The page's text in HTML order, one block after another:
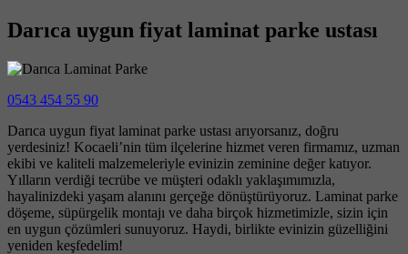
Darıca uygun fiyat laminat parke ustası
0543 454 55 90
Darıca uygun fiyat laminat parke ustası arıyorsanız, doğru
yerdesiniz! Kocaeli’nin tüm ilçelerine hizmet veren firmamız, uzman
ekibi ve kaliteli malzemeleriyle evinizin zeminine değer katıyor.
Yılların verdiği tecrübe ve müşteri odaklı yaklaşımımızla,
hayalinizdeki yaşam alanını gerçeğe dönüştürüyoruz. Laminat parke
döşeme, süpürgelik montajı ve daha birçok hizmetimizle, sizin için
en uygun çözümleri sunuyoruz. Haydi, birlikte evinizin güzelliğini
yeniden keşfedelim!